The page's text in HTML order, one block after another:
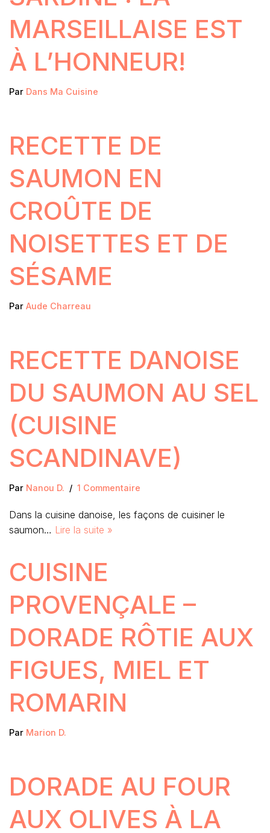
MARSEILLAISE EST
À L’HONNEUR!
Par Dans Ma Cuisine
RECETTE DE
SAUMON EN
CROÛTE DE
NOISETTES ET DE
SÉSAME
Par Aude Charreau
RECETTE DANOISE
DU SAUMON AU SEL
(CUISINE
SCANDINAVE)
Par Nanou D. 1 Commentaire
Dans la cuisine danoise, les façons de cuisiner le
saumon… Lire la suite »
CUISINE
PROVENÇALE –
DORADE RÔTIE AUX
FIGUES, MIEL ET
ROMARIN
Par Marion D.
DORADE AU FOUR
AUX OLIVES À LA